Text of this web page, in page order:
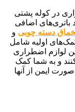
در کوله پشتی
باتری‌های اضافی
دسته چوبی و
اولیه شامل
لوازم اضطراری
و به شما کمک
ایمن از آنها